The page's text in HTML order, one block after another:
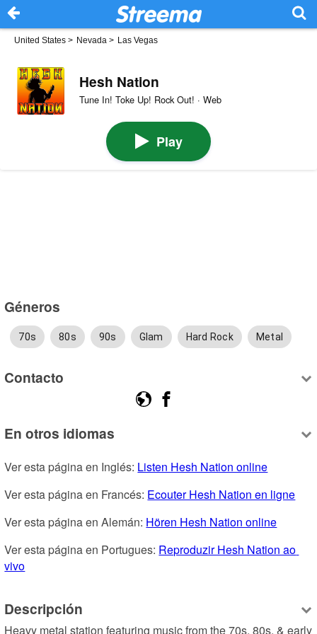
United States > Nevada > Las Vegas
Hesh Nation
Tune In! Toke Up! Rock Out! · Web
Play
Géneros
70s 80s 90s Glam Hard Rock Metal
Contacto
En otros idiomas
Ver esta página en Inglés: Listen Hesh Nation online
Ver esta página en Francés: Ecouter Hesh Nation en ligne
Ver esta página en Alemán: Hören Hesh Nation online
Ver esta página en Portugues: Reproduzir Hesh Nation ao
vivo
Descripción
Heavy metal station featuring music from the 70s, 80s, & early